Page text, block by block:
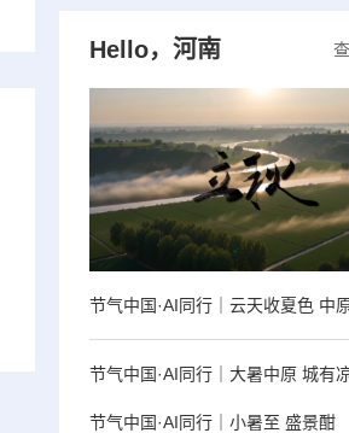
Hello，河南
节气中国·AI同行｜云天收夏色 中
节气中国·AI同行｜大暑中原 城有
节气中国·AI同行｜小暑至 盛景酣